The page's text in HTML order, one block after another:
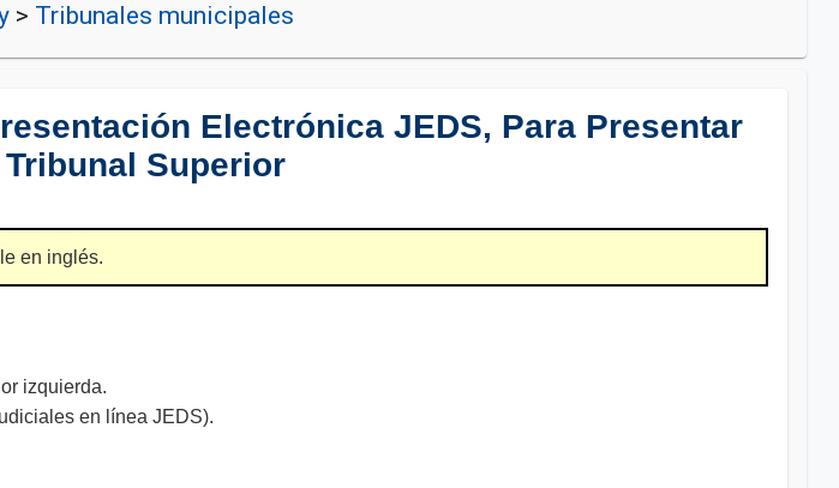
> Tribunales municipales
Electrónica JEDS, Para Presentar
Superior
en inglés.
izquierda.
en línea JEDS).